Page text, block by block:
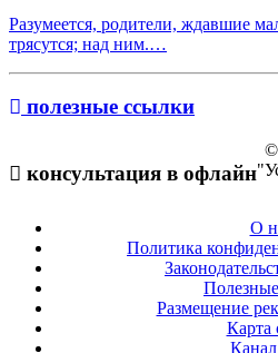
Разумеется, родители, ждавшие
трясутся; над ним.…
полезные ссылки
консультация в офлайн
©
О
Политика
Размещение
Карта